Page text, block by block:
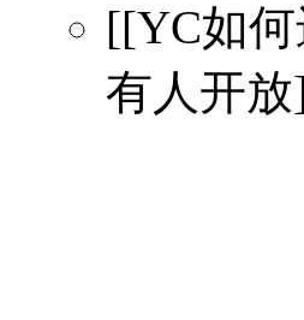
[[YC如
有人开